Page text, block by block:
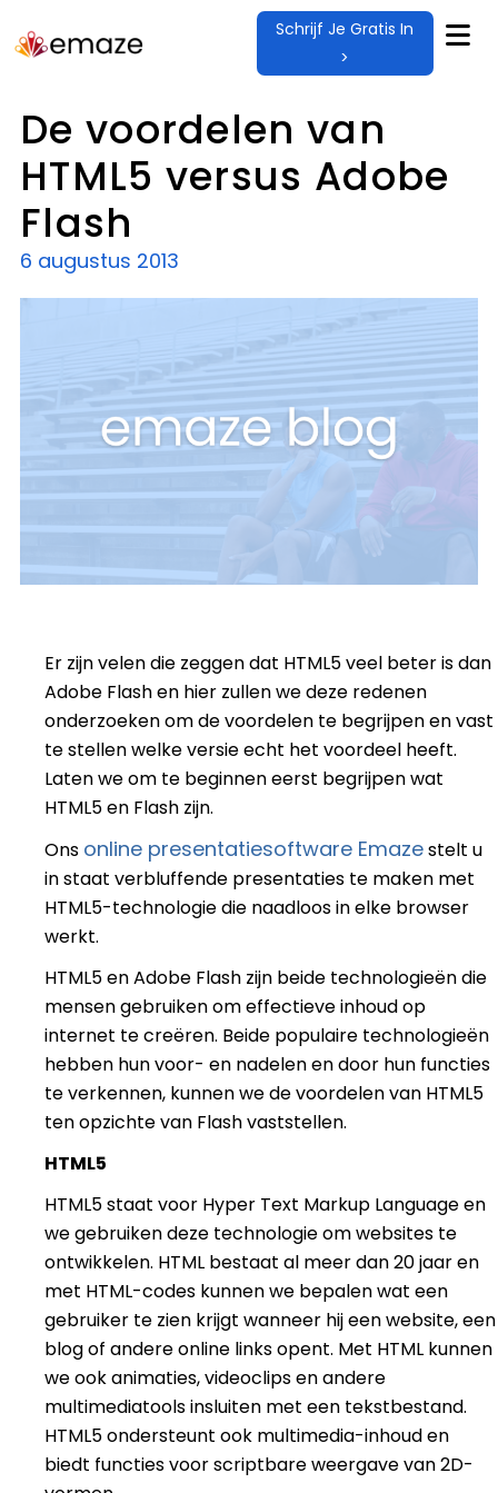
Schrijf Je Gratis In
>
De voordelen van
HTML5 versus Adobe
Flash
6 augustus 2013
Er zijn velen die zeggen dat HTML5 veel beter is dan
Adobe Flash en hier zullen we deze redenen
onderzoeken om de voordelen te begrijpen en vast
te stellen welke versie echt het voordeel heeft.
Laten we om te beginnen eerst begrijpen wat
HTML5 en Flash zijn.
Ons online presentatiesoftware Emazestelt u
in staat verbluffende presentaties te maken met
HTML5-technologie die naadloos in elke browser
werkt.
HTML5 en Adobe Flash zijn beide technologieën die
mensen gebruiken om effectieve inhoud op
internet te creëren. Beide populaire technologieën
hebben hun voor- en nadelen en door hun functies
te verkennen, kunnen we de voordelen van HTML5
ten opzichte van Flash vaststellen.
HTML5
HTML5 staat voor Hyper Text Markup Language en
we gebruiken deze technologie om websites te
ontwikkelen. HTML bestaat al meer dan 20 jaar en
met HTML-codes kunnen we bepalen wat een
gebruiker te zien krijgt wanneer hij een website, een
blog of andere online links opent. Met HTML kunnen
we ook animaties, videoclips en andere
multimediatools insluiten met een tekstbestand.
HTML5 ondersteunt ook multimedia-inhoud en
biedt functies voor scriptbare weergave van 2D-